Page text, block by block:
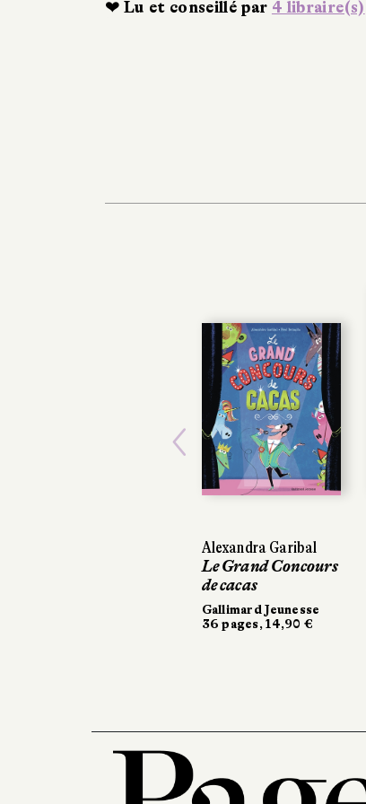
❤ Lu et conseillé par 4 libraire(s)
Alexandra Garibal
Le Grand Concours
de cacas
Gallimard Jeunesse
36 pages, 14,90 €
Previous